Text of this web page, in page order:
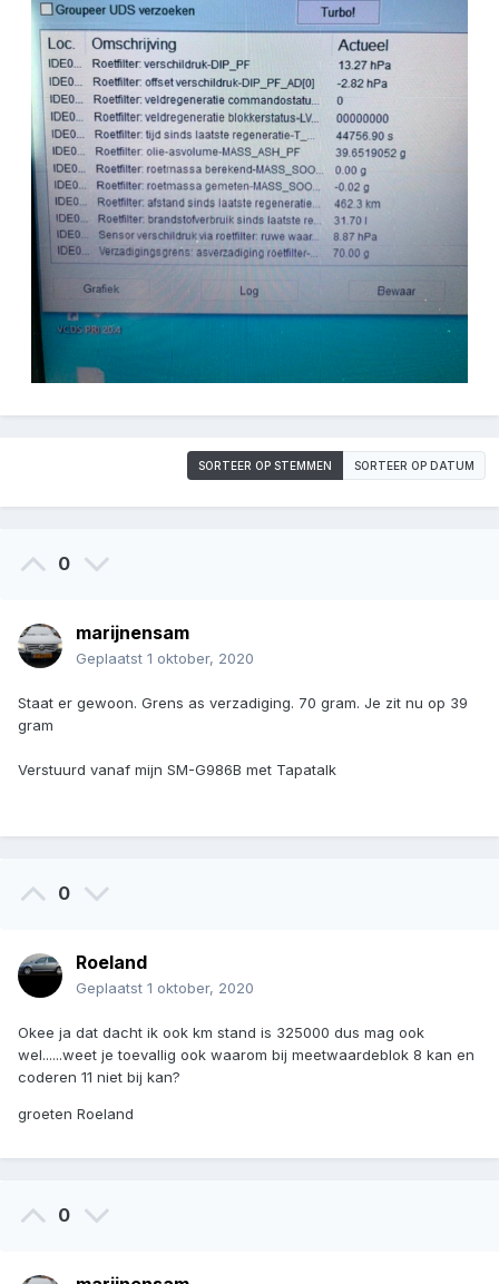
SORTEER OP STEMMEN SORTEER OP DATUM
0
marijnensam
Geplaatst 1 oktober, 2020
Staat er gewoon. Grens as verzadiging. 70 gram. Je zit nu op 39
gram
Verstuurd vanaf mijn SM-G986B met Tapatalk
0
Roeland
Geplaatst 1 oktober, 2020
Okee ja dat dacht ik ook km stand is 325000 dus mag ook
wel......weet je toevallig ook waarom bij meetwaardeblok 8 kan en
coderen 11 niet bij kan?
groeten Roeland
0